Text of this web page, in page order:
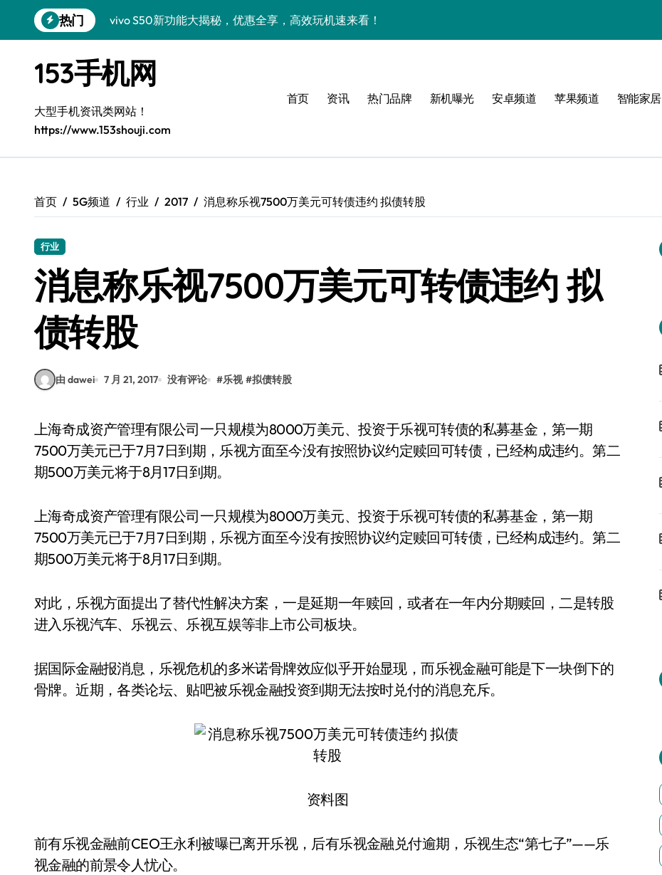
到
热门
vivo S50新功能大揭秘，优惠全享，高效玩机速来看！
三星Galaxy S26来袭！创新科技亮点，手机圈新宠预定！
三星Galaxy Z Fold7抢先窥秘！手机管家揭秘超燃新亮点
S25 Ultra颜值炸裂！定制主题潮到没朋友
S24+震撼登场，美出新高度！
A56 5G登场，三星风尚新定义！
vivo S50 Pro mini：小机身藏大世界，指尖资讯一触即达！
153手机网
大型手机资讯类网站！
https://www.153shouji.com
首页 资讯 热门品牌 新机曝光 安卓频道 苹果频道 智能家居
首页 5G频道 行业 2017 消息称乐视7500万美元可转债违约 拟债转股
行业
消息称乐视7500万美元可转债违约 拟
债转股
由 dawei 7 月 21, 2017 没有评论 #乐视 #拟债转股
上海奇成资产管理有限公司一只规模为8000万美元、投资于乐视可转债的私募基金，第一期
7500万美元已于7月7日到期，乐视方面至今没有按照协议约定赎回可转债，已经构成违约。第二
期500万美元将于8月17日到期。
上海奇成资产管理有限公司一只规模为8000万美元、投资于乐视可转债的私募基金，第一期
7500万美元已于7月7日到期，乐视方面至今没有按照协议约定赎回可转债，已经构成违约。第二
期500万美元将于8月17日到期。
对此，乐视方面提出了替代性解决方案，一是延期一年赎回，或者在一年内分期赎回，二是转股
进入乐视汽车、乐视云、乐视互娱等非上市公司板块。
据国际金融报消息，乐视危机的多米诺骨牌效应似乎开始显现，而乐视金融可能是下一块倒下的
骨牌。近期，各类论坛、贴吧被乐视金融投资到期无法按时兑付的消息充斥。
资料图
前有乐视金融前CEO王永利被曝已离开乐视，后有乐视金融兑付逾期，乐视生态“第七子”——乐
视金融的前景令人忧心。